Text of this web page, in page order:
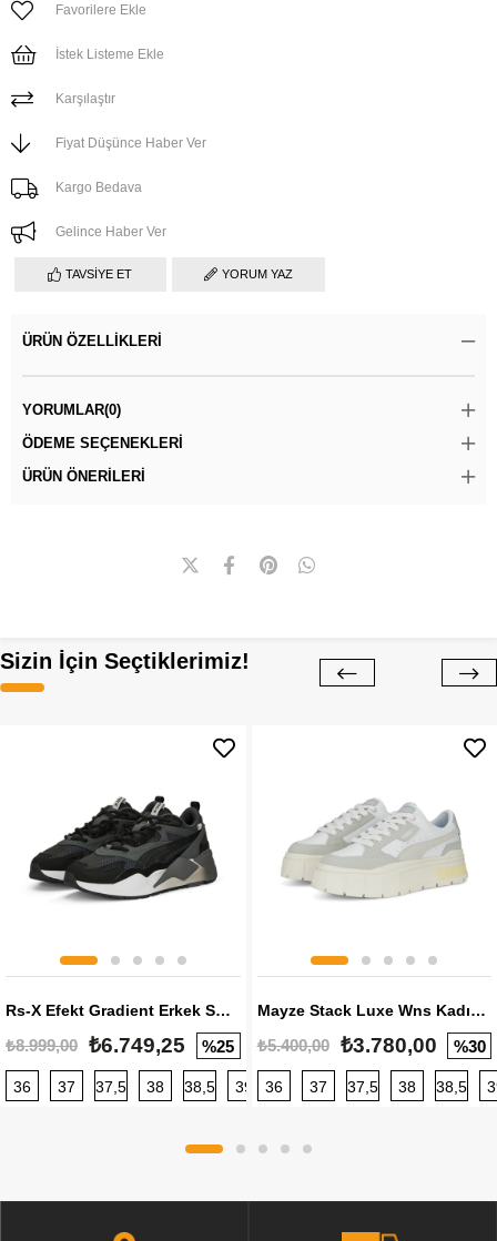
Favorilere Ekle
İstek Listeme Ekle
Karşılaştır
Fiyat Düşünce Haber Ver
Kargo Bedava
Gelince Haber Ver
TAVSIYE ET YORUM YAZ
ÜRÜN ÖZELLIKLERI
YORUMLAR(0)
ÖDEME SEÇENEKLERI
ÜRÜN ÖNERILERI
Sizin İçin Seçtiklerimiz!
Rs-X Efekt Gradient Erkek Sneaker
₺8.999,00 ₺6.749,25 %25
36 37 37,5 38 38,5 39 40 40,5 41 42 42,5
Mayze Stack Luxe Wns Kadın Sneaker
₺5.400,00 ₺3.780,00 %30
36 37 37,5 38 38,5